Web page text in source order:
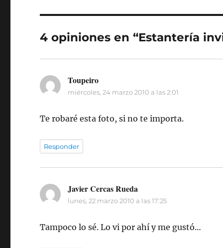
4 opiniones en “Estantería
Toupeiro
miércoles, 24 marzo 2010 a las 2:01
Te robaré esta foto, si no te importa.
Responder
Javier Cercas Rueda
lunes, 22 marzo 2010 a las 17:25
Tampoco lo sé. Lo vi por ahí y me gustó…